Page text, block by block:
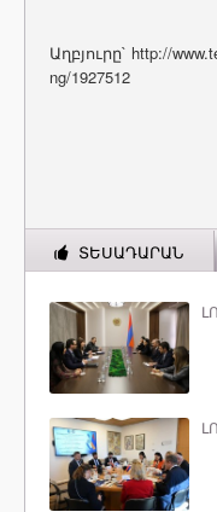
Աղբյուրը` http://
ng/1927512
ՏԵՍԱԴԱՐԱՆ